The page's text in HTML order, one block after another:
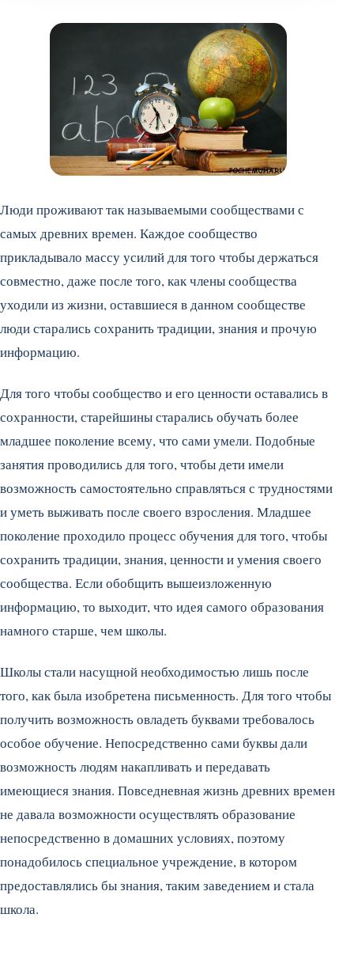
Люди проживают так называемыми сообществами с
самых древних времен. Каждое сообщество
прикладывало массу усилий для того чтобы держаться
совместно, даже после того, как члены сообщества
уходили из жизни, оставшиеся в данном сообществе
люди старались сохранить традиции, знания и прочую
информацию.
Для того чтобы сообщество и его ценности оставались в
сохранности, старейшины старались обучать более
младшее поколение всему, что сами умели. Подобные
занятия проводились для того, чтобы дети имели
возможность самостоятельно справляться с трудностями
и уметь выживать после своего взросления. Младшее
поколение проходило процесс обучения для того, чтобы
сохранить традиции, знания, ценности и умения своего
сообщества. Если обобщить вышеизложенную
информацию, то выходит, что идея самого образования
намного старше, чем школы.
Школы стали насущной необходимостью лишь после
того, как была изобретена письменность. Для того чтобы
получить возможность овладеть буквами требовалось
особое обучение. Непосредственно сами буквы дали
возможность людям накапливать и передавать
имеющиеся знания. Повседневная жизнь древних времен
не давала возможности осуществлять образование
непосредственно в домашних условиях, поэтому
понадобилось специальное учреждение, в котором
предоставлялись бы знания, таким заведением и стала
школа.